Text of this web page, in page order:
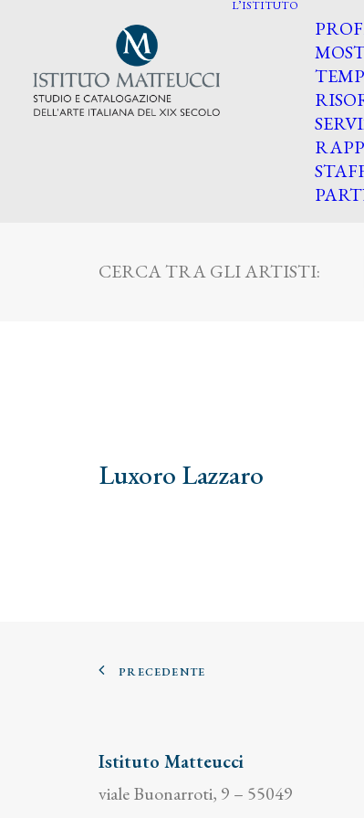
L’ISTITUTO
CERCA TRA GLI ARTISTI:
Luxoro Lazzaro
PRECEDENTE
Istituto Matteucci
viale Buonarroti, 9 – 55049